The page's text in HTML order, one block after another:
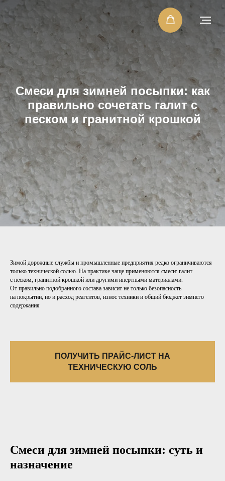
Смеси для зимней посыпки: как
правильно сочетать галит с
песком и гранитной крошкой
Зимой дорожные службы и промышленные предприятия редко ограничиваются
только технической солью. На практике чаще применяются смеси: галит
с песком, гранитной крошкой или другими инертными материалами.
От правильно подобранного состава зависит не только безопасность
на покрытии, но и расход реагентов, износ техники и общий бюджет зимнего
содержания
ПОЛУЧИТЬ ПРАЙС-ЛИСТ НА
ТЕХНИЧЕСКУЮ СОЛЬ
Смеси для зимней посыпки: суть и
назначение